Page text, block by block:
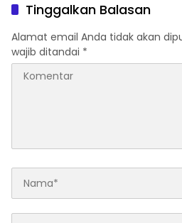
Tinggalkan Balasan
Alamat email Anda tidak akan
wajib ditandai *